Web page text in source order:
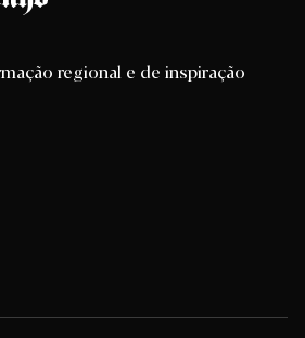
regional e de inspiração